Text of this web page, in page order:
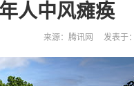
人中风瘫痪
来源：腾讯网 发表于：